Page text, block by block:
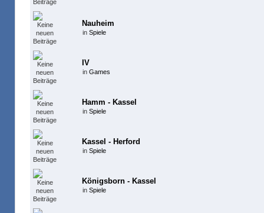
Nauheim
in Spiele
IV
in Games
Hamm - Kassel
in Spiele
Kassel - Herford
in Spiele
Königsborn - Kassel
in Spiele